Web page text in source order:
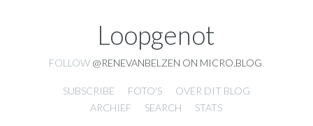
Loopgenot
FOLLOW @RENEVANBELZEN ON MICRO.BLOG
SUBSCRIBE FOTO'S
OVER DIT BLOG
ARCHIEF
SEARCH STATS